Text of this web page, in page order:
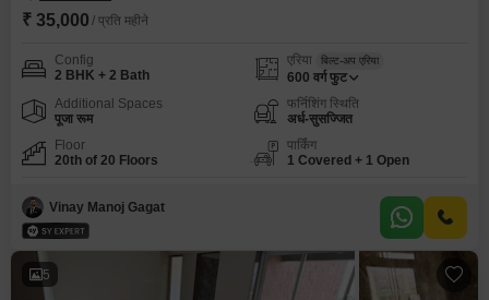
₹ 35,000 / प्रति महीने
Config
2 BHK + 2 Bath
एरिया बिल्ट-अप एरिया
600 वर्ग फुट
Additional Spaces
पूजा रूम
फर्निशिंग स्थिति
अर्ध-सुसज्जित
Floor
20th of 20 Floors
पार्किंग
1 Covered + 1 Open
Vinay Manoj Gagat
5